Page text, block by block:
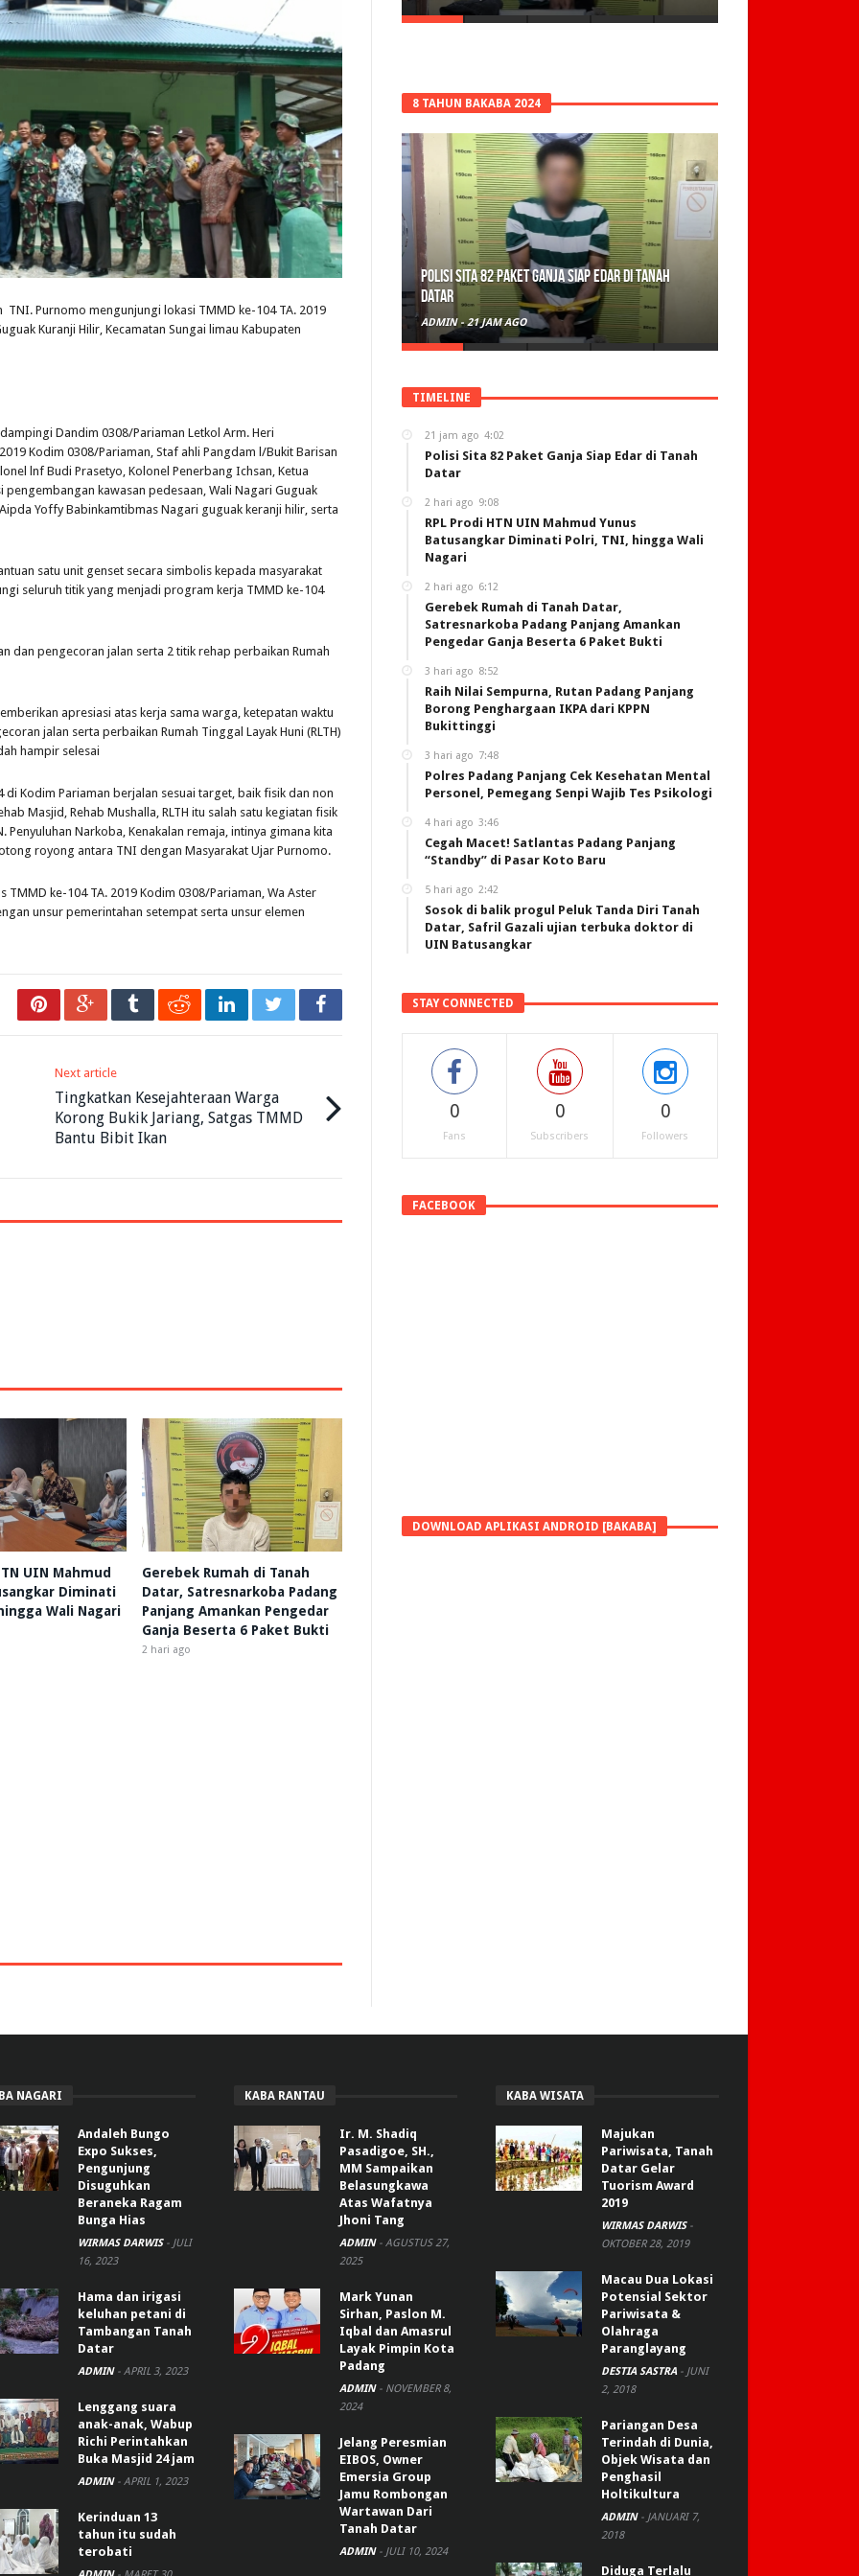
Purnomo mengunjungi lokasi TMMD ke-104 TA. 2019
Kuranji Hilir, Kecamatan Sungai limau Kabupaten
Dandim 0308/Pariaman Letkol Arm. Heri
Kodim 0308/Pariaman, Staf ahli Pangdam l/Bukit Barisan
lnf Budi Prasetyo, Kolonel Penerbang Ichsan, Ketua
kawasan pedesaan, Wali Nagari Guguak
Yoffy Babinkamtibmas Nagari guguak keranji hilir, serta
satu unit genset secara simbolis kepada masyarakat
seluruh titik yang menjadi program kerja TMMD ke-104
pengecoran jalan serta 2 titik rehap perbaikan Rumah
apresiasi atas kerja sama warga, ketepatan waktu
jalan serta perbaikan Rumah Tinggal Layak Huni (RLTH)
hampir selesai
Kodim Pariaman berjalan sesuai target, baik fisik dan non
Masjid, Rehab Mushalla, RLTH itu salah satu kegiatan fisik
Narkoba, Kenakalan remaja, intinya gimana kita
royong antara TNI dengan Masyarakat Ujar Purnomo.
ke-104 TA. 2019 Kodim 0308/Pariaman, Wa Aster
unsur pemerintahan setempat serta unsur elemen
Next article
Tingkatkan Kesejahteraan Warga
Korong Bukik Jariang, Satgas TMMD
Bantu Bibit Ikan
UIN Mahmud
Diminati
Wali Nagari
Gerebek Rumah di Tanah
Datar, Satresnarkoba Padang
Panjang Amankan Pengedar
Ganja Beserta 6 Paket Bukti
2 hari ago
8 TAHUN BAKABA 2024
Polisi Sita 82 Paket Ganja Siap Edar di Tanah
Datar
ADMIN -21 JAM AGO
TIMELINE
21 jam ago 4:02
Polisi Sita 82 Paket Ganja Siap Edar di Tanah
Datar
2 hari ago 9:08
RPL Prodi HTN UIN Mahmud Yunus
Batusangkar Diminati Polri, TNI, hingga Wali
Nagari
2 hari ago 6:12
Gerebek Rumah di Tanah Datar,
Satresnarkoba Padang Panjang Amankan
Pengedar Ganja Beserta 6 Paket Bukti
3 hari ago 8:52
Raih Nilai Sempurna, Rutan Padang Panjang
Borong Penghargaan IKPA dari KPPN
Bukittinggi
3 hari ago 7:48
Polres Padang Panjang Cek Kesehatan Mental
Personel, Pemegang Senpi Wajib Tes Psikologi
4 hari ago 3:46
Cegah Macet! Satlantas Padang Panjang
“Standby” di Pasar Koto Baru
5 hari ago 2:42
Sosok di balik progul Peluk Tanda Diri Tanah
Datar, Safril Gazali ujian terbuka doktor di
UIN Batusangkar
STAY CONNECTED
0
Fans
0
Subscribers
0
Followers
FACEBOOK
DOWNLOAD APLIKASI ANDROID [BAKABA]
NAGARI
Andaleh Bungo
Expo Sukses,
Pengunjung
Disuguhkan
Beraneka Ragam
Bunga Hias
WIRMAS DARWIS - JULI
16, 2023
Hama dan irigasi
keluhan petani di
Tambangan Tanah
Datar
ADMIN - APRIL 3, 2023
Lenggang suara
anak-anak, Wabup
Richi Perintahkan
Buka Masjid 24 jam
ADMIN - APRIL 1, 2023
Kerinduan 13
tahun itu sudah
terobati
KABA RANTAU
Ir. M. Shadiq
Pasadigoe, SH.,
MM Sampaikan
Belasungkawa
Atas Wafatnya
Jhoni Tang
ADMIN - AGUSTUS 27,
2025
Mark Yunan
Sirhan, Paslon M.
Iqbal dan Amasrul
Layak Pimpin Kota
Padang
ADMIN - NOVEMBER 8,
2024
Jelang Peresmian
EIBOS, Owner
Emersia Group
Jamu Rombongan
Wartawan Dari
Tanah Datar
ADMIN - JULI 10, 2024
KABA WISATA
Majukan
Pariwisata, Tanah
Datar Gelar
Tuorism Award
2019
WIRMAS DARWIS -
OKTOBER 28, 2019
Macau Dua Lokasi
Potensial Sektor
Pariwisata &
Olahraga
Paranglayang
DESTIA SASTRA - JUNI
2, 2018
Pariangan Desa
Terindah di Dunia,
Objek Wisata dan
Penghasil
Holtikultura
ADMIN - JANUARI 7,
2018
Diduga Terlalu